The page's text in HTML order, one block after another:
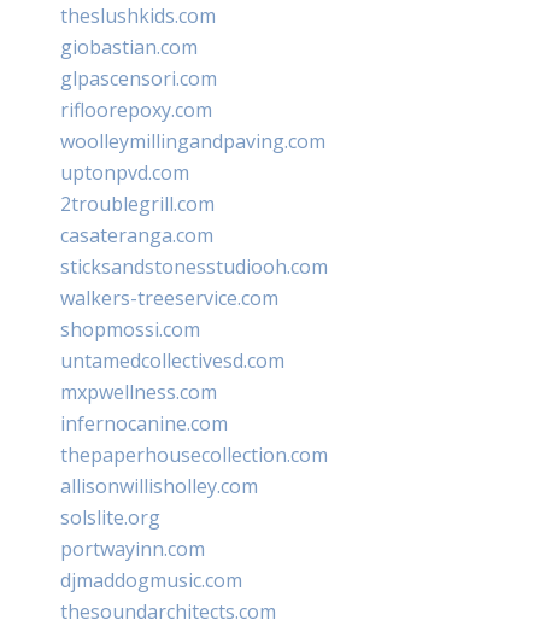
theslushkids.com
giobastian.com
glpascensori.com
rifloorepoxy.com
woolleymillingandpaving.com
uptonpvd.com
2troublegrill.com
casateranga.com
sticksandstonesstudiooh.com
walkers-treeservice.com
shopmossi.com
untamedcollectivesd.com
mxpwellness.com
infernocanine.com
thepaperhousecollection.com
allisonwillisholley.com
solslite.org
portwayinn.com
djmaddogmusic.com
thesoundarchitects.com